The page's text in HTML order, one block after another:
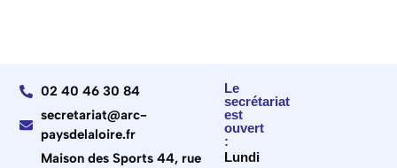
02 40 46 30 84
secretariat@arc-
paysdelaloire.fr
Maison des Sports 44, rue
Le
secrétariat
est
ouvert
:
Lundi